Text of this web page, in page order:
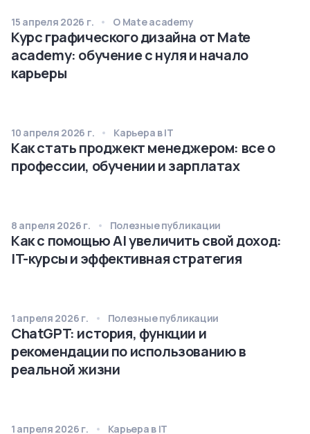
15 апреля 2026 г. О Mate academy
Курс графического дизайна от Mate
academy: обучение с нуля и начало
карьеры
10 апреля 2026 г. Карьера в IT
Как стать проджект менеджером: все о
профессии, обучении и зарплатах
8 апреля 2026 г. Полезные публикации
Как с помощью AI увеличить свой доход:
IT-курсы и эффективная стратегия
1 апреля 2026 г. Полезные публикации
ChatGPT: история, функции и
рекомендации по использованию в
реальной жизни
1 апреля 2026 г. Карьера в IT